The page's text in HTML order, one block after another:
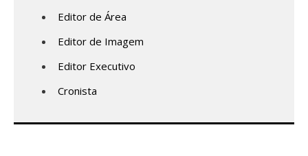
Editor de Área
Editor de Imagem
Editor Executivo
Cronista